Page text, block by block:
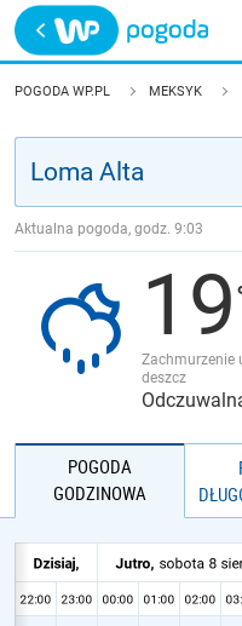
Trwa ładowanie
POLSKA
JAKOŚĆ POWIETRZA
POGODA WP.PL MEKSYK
Aktualna pogoda, godz. 9:03
19
Zachmurzenie
deszcz
POGODA
GODZINOWA